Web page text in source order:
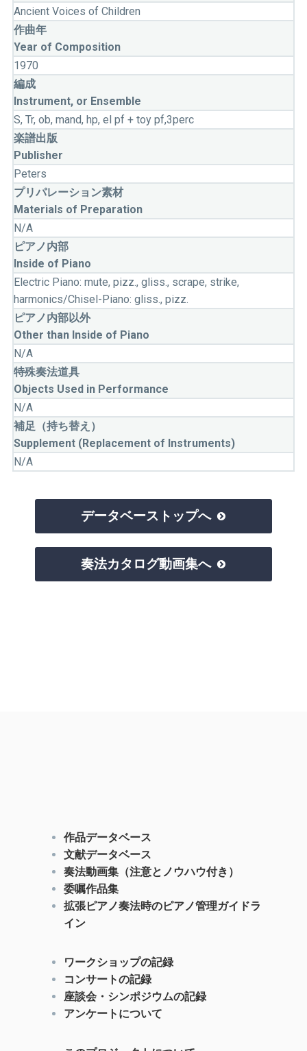
Ancient Voices of Children
作曲年
Year of Composition
1970
編成
Instrument, or Ensemble
S, Tr, ob, mand, hp, el pf + toy pf,3perc
楽譜出版
Publisher
Peters
プリパレーション素材
Materials of Preparation
N/A
ピアノ内部
Inside of Piano
Electric Piano: mute, pizz., gliss., scrape, strike,
harmonics/Chisel-Piano: gliss., pizz.
ピアノ内部以外
Other than Inside of Piano
N/A
特殊奏法道具
Objects Used in Performance
N/A
補足（持ち替え）
Supplement (Replacement of Instruments)
N/A
データベーストップへ 
奏法カタログ動画集へ 
作品データベース
文献データベース
奏法動画集（注意とノウハウ付き）
委嘱作品集
拡張ピアノ奏法時のピアノ管理ガイドラ
イン
ワークショップの記録
コンサートの記録
座談会・シンポジウムの記録
アンケートについて